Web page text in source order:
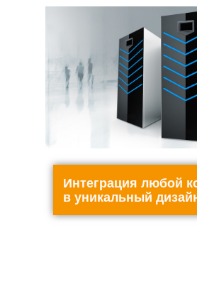
Интеграция любой
в уникальный